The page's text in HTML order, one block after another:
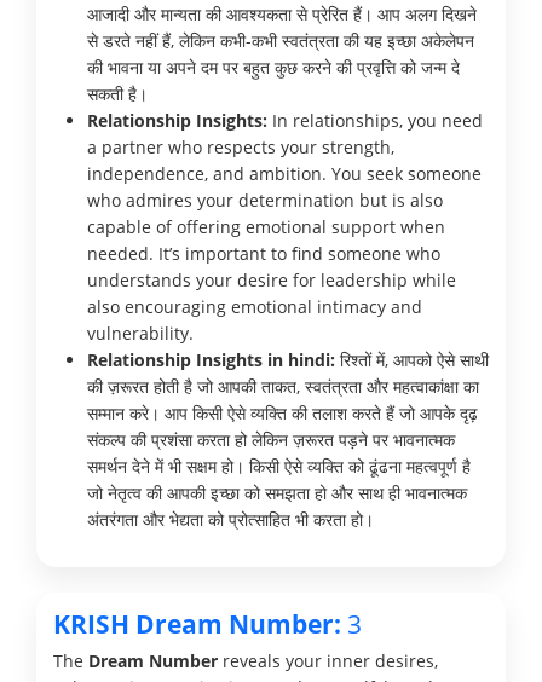
आजादी और मान्यता की आवश्यकता से प्रेरित हैं। आप अलग दिखने
से डरते नहीं हैं, लेकिन कभी-कभी स्वतंत्रता की यह इच्छा अकेलेपन
की भावना या अपने दम पर बहुत कुछ करने की प्रवृत्ति को जन्म दे
सकती है।
Relationship Insights: In relationships, you need
a partner who respects your strength,
independence, and ambition. You seek someone
who admires your determination but is also
capable of offering emotional support when
needed. It’s important to find someone who
understands your desire for leadership while
also encouraging emotional intimacy and
vulnerability.
Relationship Insights in hindi: रिश्तों में, आपको ऐसे साथी
की ज़रूरत होती है जो आपकी ताकत, स्वतंत्रता और महत्वाकांक्षा का
सम्मान करे। आप किसी ऐसे व्यक्ति की तलाश करते हैं जो आपके दृढ़
संकल्प की प्रशंसा करता हो लेकिन ज़रूरत पड़ने पर भावनात्मक
समर्थन देने में भी सक्षम हो। किसी ऐसे व्यक्ति को ढूंढना महत्वपूर्ण है
जो नेतृत्व की आपकी इच्छा को समझता हो और साथ ही भावनात्मक
अंतरंगता और भेद्यता को प्रोत्साहित भी करता हो।
KRISH Dream Number: 3
The Dream Number reveals your inner desires,